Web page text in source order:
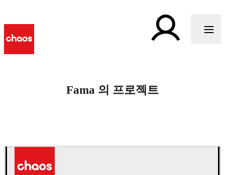
Fama 의 프로젝트